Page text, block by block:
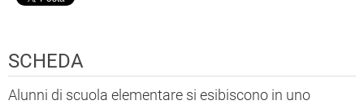
SCHEDA
Alunni di scuola elementare si esibiscono in uno